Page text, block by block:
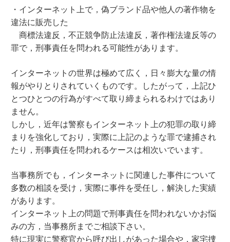
・インターネット上で，偽ブランド品や他人の著作物を
違法に販売した
商標法違反，不正競争防止法違反，著作権法違反等の
罪で，刑事責任を問われる可能性があります。
インターネットの世界は極めて広く，日々膨大な量の情
報がやりとりされていくものです。したがって，上記ひ
とつひとつの行為がすべて取り締まられるわけではあり
ません。
しかし，近年は警察もインターネット上の犯罪の取り締
まりを強化しており，実際に上記のような罪で逮捕され
たり，刑事責任を問われるケースは相次いでいます。
当事務所でも，インターネットに関連した事件について
多数の相談を受け，実際に事件を受任し，解決した実績
があります。
インターネット上の問題で刑事責任を問われないかお悩
みの方，当事務所までご相談下さい。
特に現実に警察官から呼び出しがあった場合や，家宅捜